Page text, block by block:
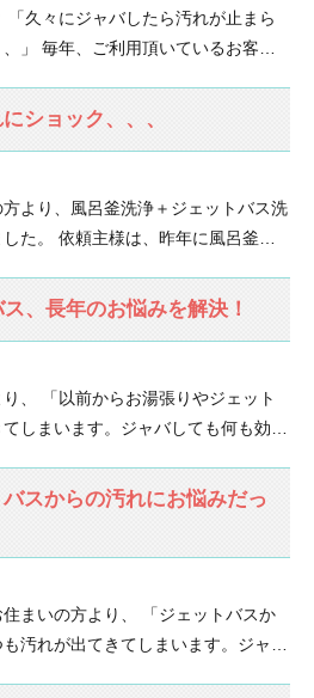
「久々にジャバしたら汚れが止まら
」 毎年、ご利用頂いているお客…
ショック、、、
より、風呂釜洗浄＋ジェットバス洗
た。 依頼主様は、昨年に風呂釜…
、長年のお悩みを解決！
、 「以前からお湯張りやジェット
しまいます。ジャバしても何も効…
スからの汚れにお悩みだっ
まいの方より、 「ジェットバスか
汚れが出てきてしまいます。ジャ…